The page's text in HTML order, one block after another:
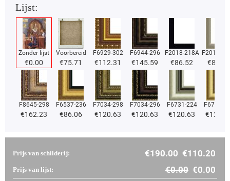
Lijst:
Zonder lijst
€0.00
Voorbereid
€75.71
F6929-302
€112.31
F6944-296
€145.59
F2018-218A
€86.52
F2018-
€86.52
F8645-298
€162.23
F6537-236
€86.06
F7034-298
€120.63
F7034-296
€120.63
F6731-224
€120.63
F6731-
€
Prijs van schilderij: €190.00 €110.20
Prijs van lijst: €0.00 €0.00